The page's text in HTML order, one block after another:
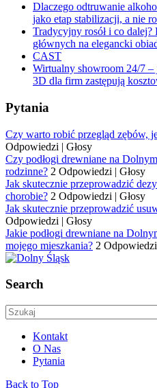
Dlaczego odtruwanie
jako etap stabilizacji, a nie
Tradycyjny rosół i co
głównych na elegancki
CAST
Wirtualny showroom 24/7
3D dla firm zastępują
Pytania
Czy warto robić przegląd zębów,
Odpowiedzi | Głosy
Czy podłogi drewniane na
rodzinne? 2 Odpowiedzi | Głosy
Jak skutecznie przeprowadzić
chorobie? 2 Odpowiedzi | Głosy
Jak skutecznie przeprowadzić
Odpowiedzi | Głosy
Jakie podłogi drewniane na
mojego mieszkania? 2 Odpowiedzi
Search
Kontakt
O Nas
Pytania
Back to Top